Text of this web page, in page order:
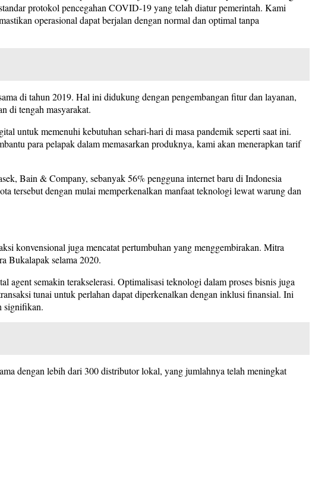
protokol pencegahan COVID-19 yang telah diatur pemerintah. Kami
operasional dapat berjalan dengan normal dan optimal tanpa
di tahun 2019. Hal ini didukung dengan pengembangan fitur dan layanan,
di tengah masyarakat.
untuk memenuhi kebutuhan sehari-hari di masa pandemik seperti saat ini.
para pelapak dalam memasarkan produknya, kami akan menerapkan tarif
Bain & Company, sebanyak 56% pengguna internet baru di Indonesia
tersebut dengan mulai memperkenalkan manfaat teknologi lewat warung dan
konvensional juga mencatat pertumbuhan yang menggembirakan. Mitra
Bukalapak selama 2020.
semakin terakselerasi. Optimalisasi teknologi dalam proses bisnis juga
tunai untuk perlahan dapat diperkenalkan dengan inklusi finansial. Ini
signifikan.
dengan lebih dari 300 distributor lokal, yang jumlahnya telah meningkat